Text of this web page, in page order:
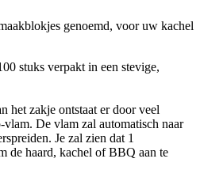
genoemd, voor uw kachel
stuks verpakt in een stevige,
het zakje ontstaat er door veel
De vlam zal automatisch naar
Je zal zien dat 1
de haard, kachel of BBQ aan te